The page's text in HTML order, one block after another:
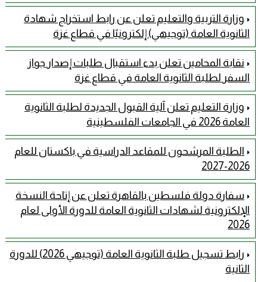
وزارة التربية والتعليم تعلن عن رابط استخراج شهادة
الثانوية العامة (توجيهي) إلكترونيًا في قطاع غزة
نقابة المحامين تعلن بدء استقبال طلبات إصدار جواز
السفر لطلبة الثانوية العامة في قطاع غزة
وزارة التعليم تعلن آلية القبول الجديدة لطلبة الثانوية
العامة 2026 في الجامعات الفلسطينية
الطلبة المرشحون للمقاعد الدراسية في باكستان للعام
2026-2027
سفارة دولة فلسطين بالقاهرة تعلن عن إتاحة النسخة
الإلكترونية لشهادات الثانوية العامة للدورة الأولى لعام
2026
رابط تسجيل طلبة الثانوية العامة (توجيهي 2026) للدورة
الثانية